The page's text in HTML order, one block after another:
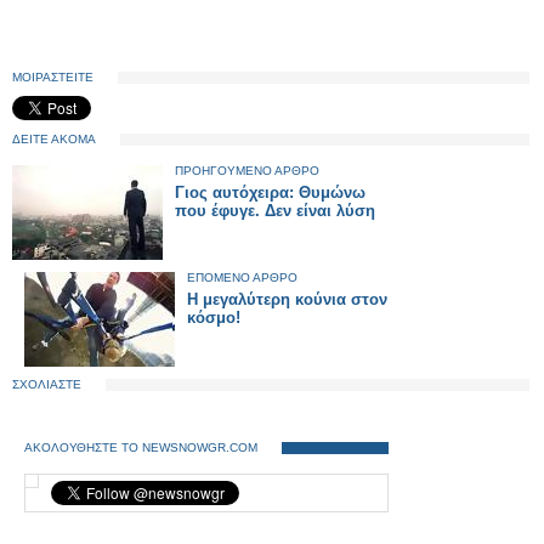
ΜΟΙΡΑΣΤΕΙΤΕ
ΔΕΙΤΕ ΑΚΟΜΑ
ΠΡΟΗΓΟΥΜΕΝΟ ΑΡΘΡΟ
Γιος αυτόχειρα: Θυμώνω
που έφυγε. Δεν είναι λύση
ΕΠΟΜΕΝΟ ΑΡΘΡΟ
Η μεγαλύτερη κούνια στον
κόσμο!
ΣΧΟΛΙΑΣΤΕ
ΑΚΟΛΟΥΘΗΣΤΕ ΤΟ NEWSNOWGR.COM